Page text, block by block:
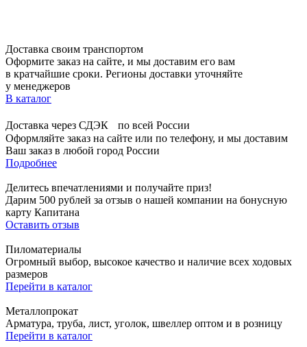
Доставка своим транспортом
Оформите заказ на сайте, и мы доставим его вам
в кратчайшие сроки. Регионы доставки уточняйте
у менеджеров
В каталог
Доставка через СДЭК по всей России
Оформляйте заказ на сайте или по телефону, и мы доставим
Ваш заказ в любой город России
Подробнее
Делитесь впечатлениями и получайте приз!
Дарим 500 рублей за отзыв о нашей компании на бонусную
карту Капитана
Оставить отзыв
Пиломатериалы
Огромный выбор, высокое качество и наличие всех ходовых
размеров
Перейти в каталог
Металлопрокат
Арматура, труба, лист, уголок, швеллер оптом и в розницу
Перейти в каталог